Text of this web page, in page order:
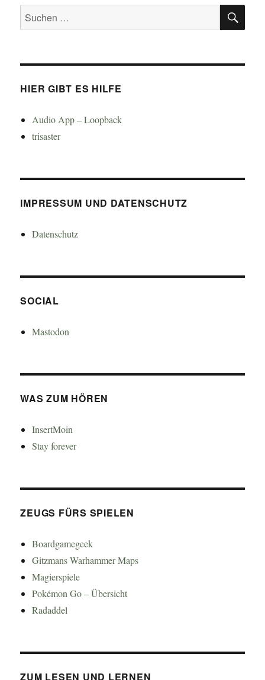
Suchen
nach:
HIER GIBT ES HILFE
Audio App – Loopback
trisaster
IMPRESSUM UND DATENSCHUTZ
Datenschutz
SOCIAL
Mastodon
WAS ZUM HÖREN
InsertMoin
Stay forever
ZEUGS FÜRS SPIELEN
Boardgamegeek
Gitzmans Warhammer Maps
Magierspiele
Pokémon Go – Übersicht
Radaddel
ZUM LESEN UND LERNEN